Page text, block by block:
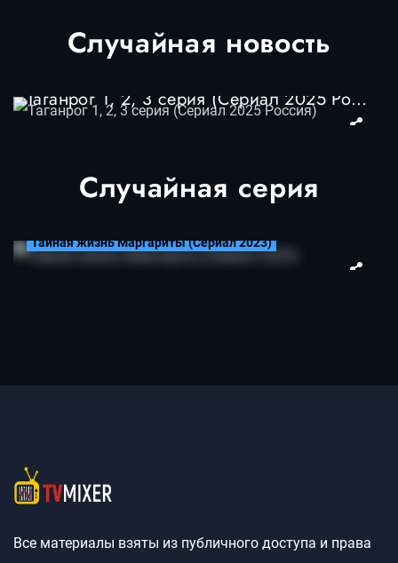
Случайная новость
Таганрог 1, 2, 3 серия (Сериал 2025 Россия)
Случайная серия
Тайная жизнь Маргариты (Сериал 2023)
Все материалы взяты из публичного доступа и права